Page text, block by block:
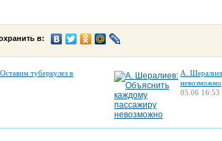
в:
туберкулез в
А.
невозможно
05.06 16:53